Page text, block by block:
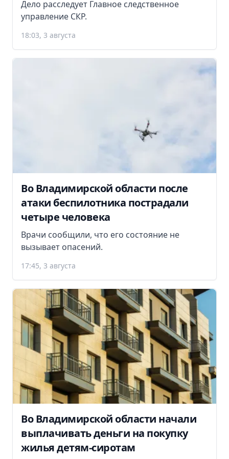
Дело расследует Главное следственное
управление СКР.
18:03, 3 августа
Во Владимирской области после
атаки беспилотника пострадали
четыре человека
Врачи сообщили, что его состояние не
вызывает опасений.
17:45, 3 августа
Во Владимирской области начали
выплачивать деньги на покупку
жилья детям-сиротам